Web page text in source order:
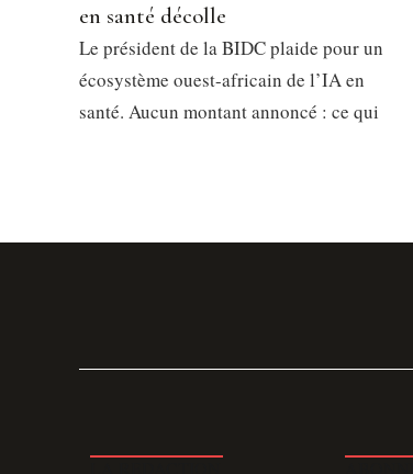
en santé décolle
Le président de la BIDC plaide pour un
écosystème ouest-africain de l’IA en
santé. Aucun montant annoncé : ce qui